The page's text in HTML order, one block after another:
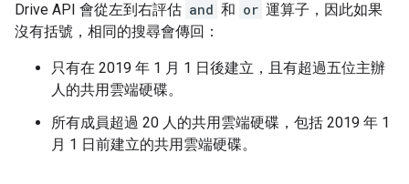
Drive API 會從左到右評估 and 和 or 運算子，因此如果
沒有括號，相同的搜尋會傳回：
只有在 2019 年 1 月 1 日後建立，且有超過五位主辦
人的共用雲端硬碟。
所有成員超過 20 人的共用雲端硬碟，包括 2019 年 1
月 1 日前建立的共用雲端硬碟。